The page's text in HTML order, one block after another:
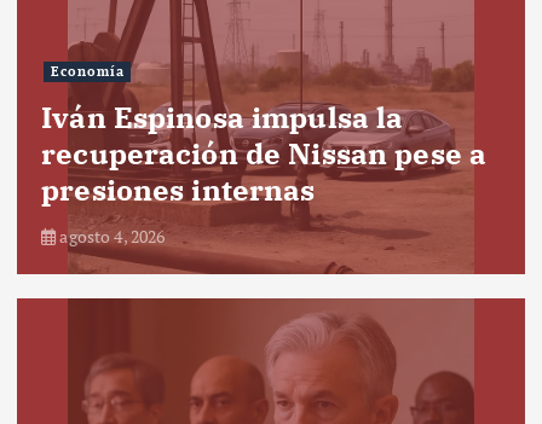
Economía
Iván Espinosa impulsa la
recuperación de Nissan pese a
presiones internas
agosto 4, 2026